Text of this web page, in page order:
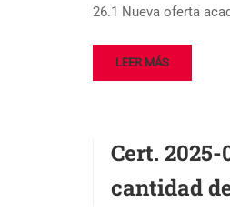
26.1 Nueva oferta
LEER MÁS
Cert.
cantidad